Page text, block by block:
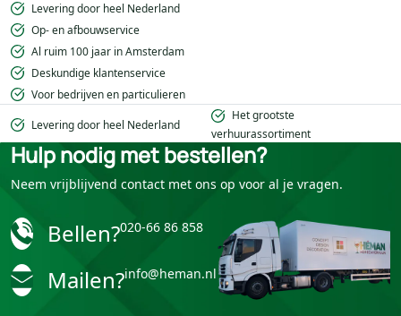
Levering door heel Nederland
Op- en afbouwservice
Al ruim 100 jaar in Amsterdam
Deskundige klantenservice
Voor bedrijven en particulieren
Levering door heel Nederland
Het grootste
verhuurassortiment
Hulp nodig met bestellen?
Neem vrijblijvend contact met ons op voor al je vragen.
Bellen?020-66 86 858
Mailen?info@heman.nl